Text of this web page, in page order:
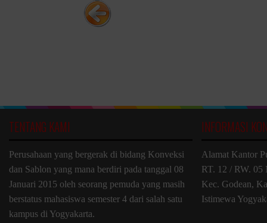
TENTANG KAMI
Perusahaan yang bergerak di bidang Konveksi
dan Sablon yang mana berdiri pada tanggal 08
Januari 2015 oleh seorang pemuda yang masih
berstatus mahasiswa semester 4 dari salah satu
kampus di Yogyakarta.
INFORMASI
Alamat Kantor
RT. 12 / RW. 05
Kec. Godean,
Istimewa